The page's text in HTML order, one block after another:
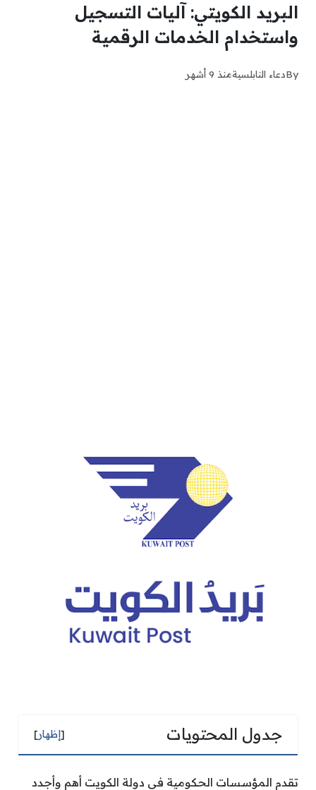
البريد الكويتي: آليات التسجيل
واستخدام الخدمات الرقمية
Byدعاء النابلسيةمنذ 9 أشهر
جدول المحتويات [إظهار]
تقدم المؤسسات الحكومية في دولة الكويت أهم وأجدد